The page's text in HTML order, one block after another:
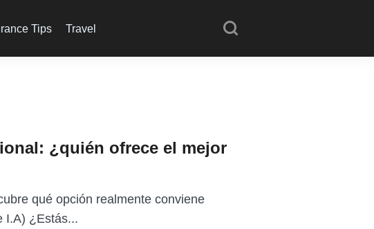
Tips Travel
¿quién ofrece el mejor
qué opción realmente conviene
I.A) ¿Estás...